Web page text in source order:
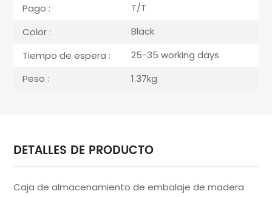
Pago :
T/T
Color :
Black
Tiempo de espera :
25-35 working days
Peso :
1.37kg
DETALLES DE PRODUCTO
Caja de almacenamiento de embalaje de madera